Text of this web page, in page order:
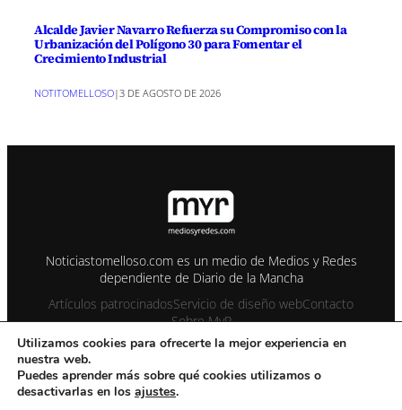
Alcalde Javier Navarro Refuerza su Compromiso con la
Urbanización del Polígono 30 para Fomentar el
Crecimiento Industrial
NOTITOMELLOSO|3 DE AGOSTO DE 2026
Noticiastomelloso.com es un medio de Medios y Redes
dependiente de Diario de la Mancha
Artículos patrocinadosServicio de diseño webContacto
Sobre MyR
© 1995-2026 Color Vivo Internet. Otros contenidos se cita fuente.
Aviso LegalContactoEnviar notas prensa
Utilizamos cookies para ofrecerte la mejor experiencia en
nuestra web.
Puedes aprender más sobre qué cookies utilizamos o
desactivarlas en los ajustes.